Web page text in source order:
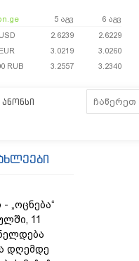
5 აგვ
6 აგვ
2.6239
2.6229
3.0219
3.0260
RUB
3.2557 3.2340
ᲐᲜᲝᲜᲡᲘ
„ოცნება“
11
დღემდე